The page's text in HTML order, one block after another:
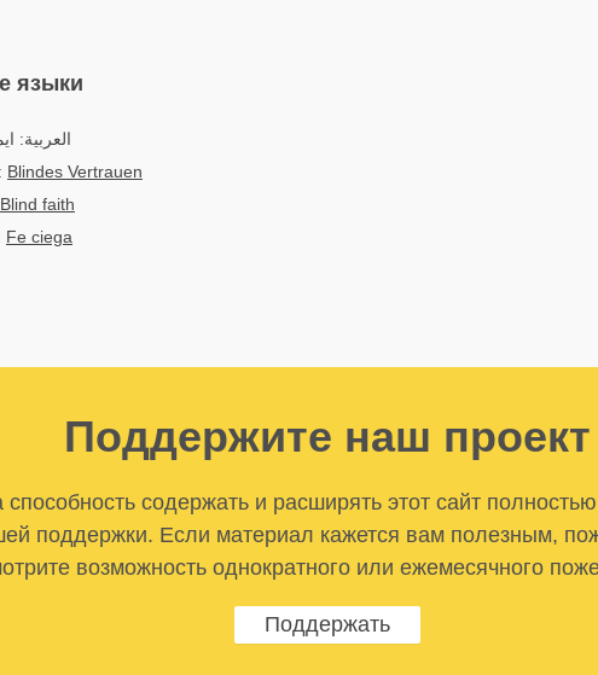
языки
العربية:
Blindes Vertrauen
Blind faith
Fe ciega
Поддержите наш проект
содержать и расширять этот сайт полностью
поддержки. Если материал кажется вам полезным,
возможность однократного или ежемесячного
Поддержать